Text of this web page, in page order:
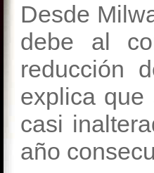
Desde
debe al
reducción
explica que
casi
año